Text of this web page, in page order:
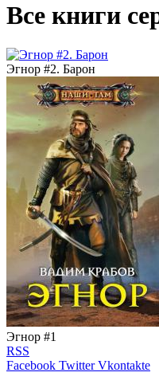
Все книги
Эгнор #2. Барон
Эгнор #1
RSS
Facebook Twitter Vkontakte